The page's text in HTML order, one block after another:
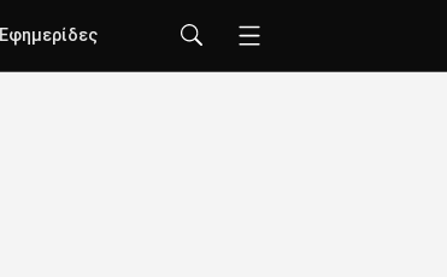
Εφημερίδες